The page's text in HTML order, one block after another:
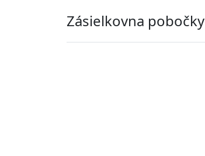
Zásielkovna pobočky